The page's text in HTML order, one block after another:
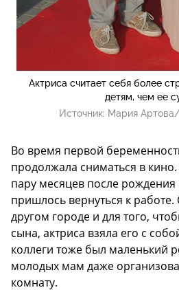
Актриса считает себя более
детям, чем ее
Источник: Мария
Во время первой
продолжала сниматься в
пару месяцев после
пришлось вернуться к
другом городе и для того,
сына, актриса взяла его с
коллеги тоже был маленький
молодых мам даже
комнату.